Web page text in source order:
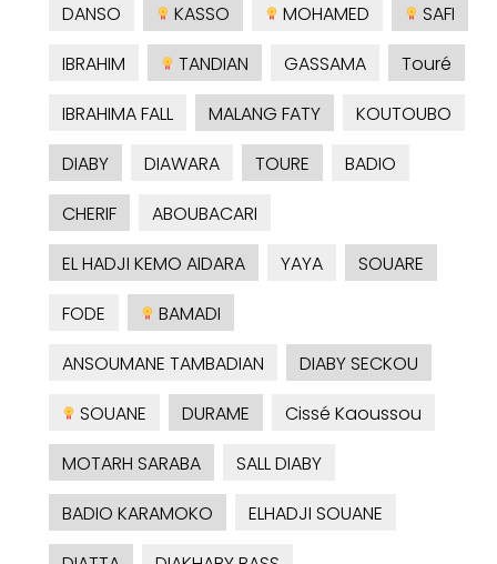
DANSO
KASSO MOHAMED
SAFI
IBRAHIM
TANDIAN GASSAMA
Touré
IBRAHIMA FALL
MALANG FATY
KOUTOUBO
DIABY
DIAWARA TOURE
BADIO
CHERIF
ABOUBACARI
EL HADJI KEMO AIDARA
YAYA
SOUARE
FODE
BAMADI
ANSOUMANE TAMBADIAN
DIABY SECKOU
SOUANE
DURAME
Cissé Kaoussou
MOTARH SARABA
SALL DIABY
BADIO KARAMOKO
ELHADJI SOUANE